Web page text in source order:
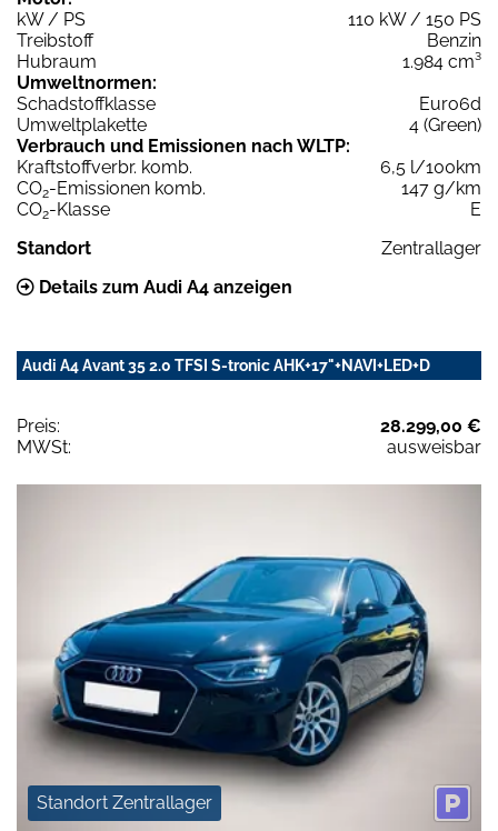
kW / PS
110 kW / 150 PS
Treibstoff
Benzin
Hubraum
1.984 cm³
Umweltnormen:
Schadstoffklasse
Euro6d
Umweltplakette
4 (Green)
Verbrauch und Emissionen nach WLTP:
Kraftstoffverbr. komb.
6,5 l/100km
CO2-Emissionen komb.
147 g/km
CO2-Klasse
E
Standort
Zentrallager
Details zum Audi A4 anzeigen
Audi A4 Avant 35 2.0 TFSI S-tronic AHK+17"+NAVI+LED+D
Preis:
28.299,00 €
MWSt:
ausweisbar
Standort Zentrallager